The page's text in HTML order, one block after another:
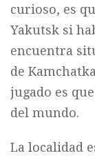
curioso, es
Yakutsk si
encuentra
de
jugado es
del mundo.
La localidad